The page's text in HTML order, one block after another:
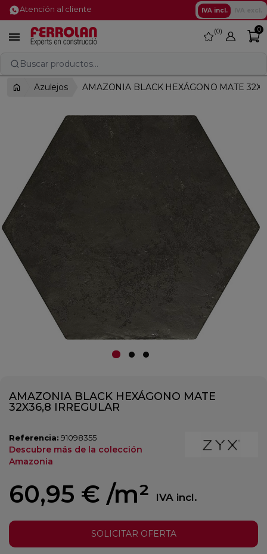
Atención al cliente IVA incl.
 favorite
0 0
Buscar productos...
Azulejos AMAZONIA BLACK HEXÁGONO MATE
AMAZONIA BLACK HEXÁGONO MATE
32X36,8 IRREGULAR
Referencia: 91098355
Descubre más de la colección
Amazonia
60,95 € /m² IVA incl.
SOLICITAR OFERTA